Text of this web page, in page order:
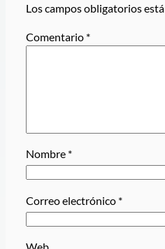
Los campos obligatorios
Comentario *
Nombre *
Correo electrónico *